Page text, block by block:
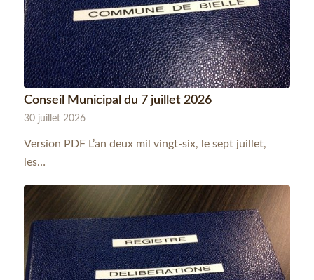
Conseil Municipal du 7 juillet 2026
30 juillet 2026
Version PDF L’an deux mil vingt-six, le sept juillet,
les…